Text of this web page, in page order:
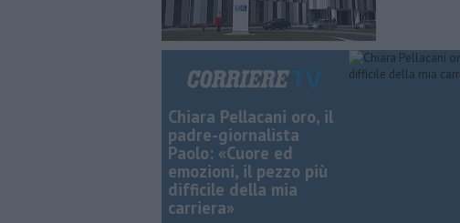
Chiara Pellacani oro, il
padre-giornalista
Paolo: «Cuore ed
emozioni, il pezzo più
difficile della mia
carriera»